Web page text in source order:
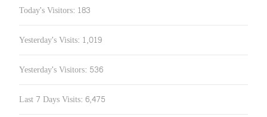
Today's Visitors: 183
Yesterday's Visits: 1,019
Yesterday's Visitors: 536
Last 7 Days Visits: 6,475